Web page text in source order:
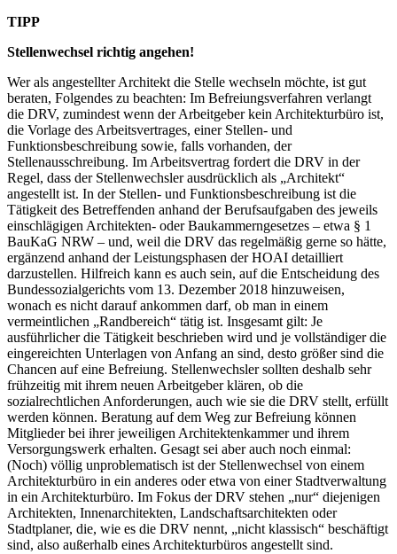
TIPP
Stellenwechsel richtig angehen!
Wer als angestellter Architekt die Stelle wechseln möchte, ist gut
beraten, Folgendes zu beachten: Im Befreiungsverfahren verlangt
die DRV, zumindest wenn der Arbeitgeber kein Architekturbüro ist,
die Vorlage des Arbeitsvertrages, einer Stellen- und
Funktionsbeschreibung sowie, falls vorhanden, der
Stellenausschreibung. Im Arbeitsvertrag fordert die DRV in der
Regel, dass der Stellenwechsler ausdrücklich als „Architekt“
angestellt ist. In der Stellen- und Funktionsbeschreibung ist die
Tätigkeit des Betreffenden anhand der Berufsaufgaben des jeweils
einschlägigen Architekten- oder Baukammerngesetzes – etwa § 1
BauKaG NRW – und, weil die DRV das regelmäßig gerne so hätte,
ergänzend anhand der Leistungsphasen der HOAI detailliert
darzustellen. Hilfreich kann es auch sein, auf die Entscheidung des
Bundessozialgerichts vom 13. Dezember 2018 hinzuweisen,
wonach es nicht darauf ankommen darf, ob man in einem
vermeintlichen „Randbereich“ tätig ist. Insgesamt gilt: Je
ausführlicher die Tätigkeit beschrieben wird und je vollständiger die
eingereichten Unterlagen von Anfang an sind, desto größer sind die
Chancen auf eine Befreiung. Stellenwechsler sollten deshalb sehr
frühzeitig mit ihrem neuen Arbeitgeber klären, ob die
sozialrechtlichen Anforderungen, auch wie sie die DRV stellt, erfüllt
werden können. Beratung auf dem Weg zur Befreiung können
Mitglieder bei ihrer jeweiligen Architektenkammer und ihrem
Versorgungswerk erhalten. Gesagt sei aber auch noch einmal:
(Noch) völlig unproblematisch ist der Stellenwechsel von einem
Architekturbüro in ein anderes oder etwa von einer Stadtverwaltung
in ein Architekturbüro. Im Fokus der DRV stehen „nur“ diejenigen
Architekten, Innenarchitekten, Landschaftsarchitekten oder
Stadtplaner, die, wie es die DRV nennt, „nicht klassisch“ beschäftigt
sind, also außerhalb eines Architekturbüros angestellt sind.